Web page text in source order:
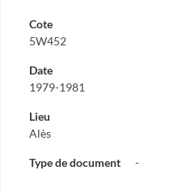
Cote
5W452
Date
1979-1981
Lieu
Alès
Type de document -